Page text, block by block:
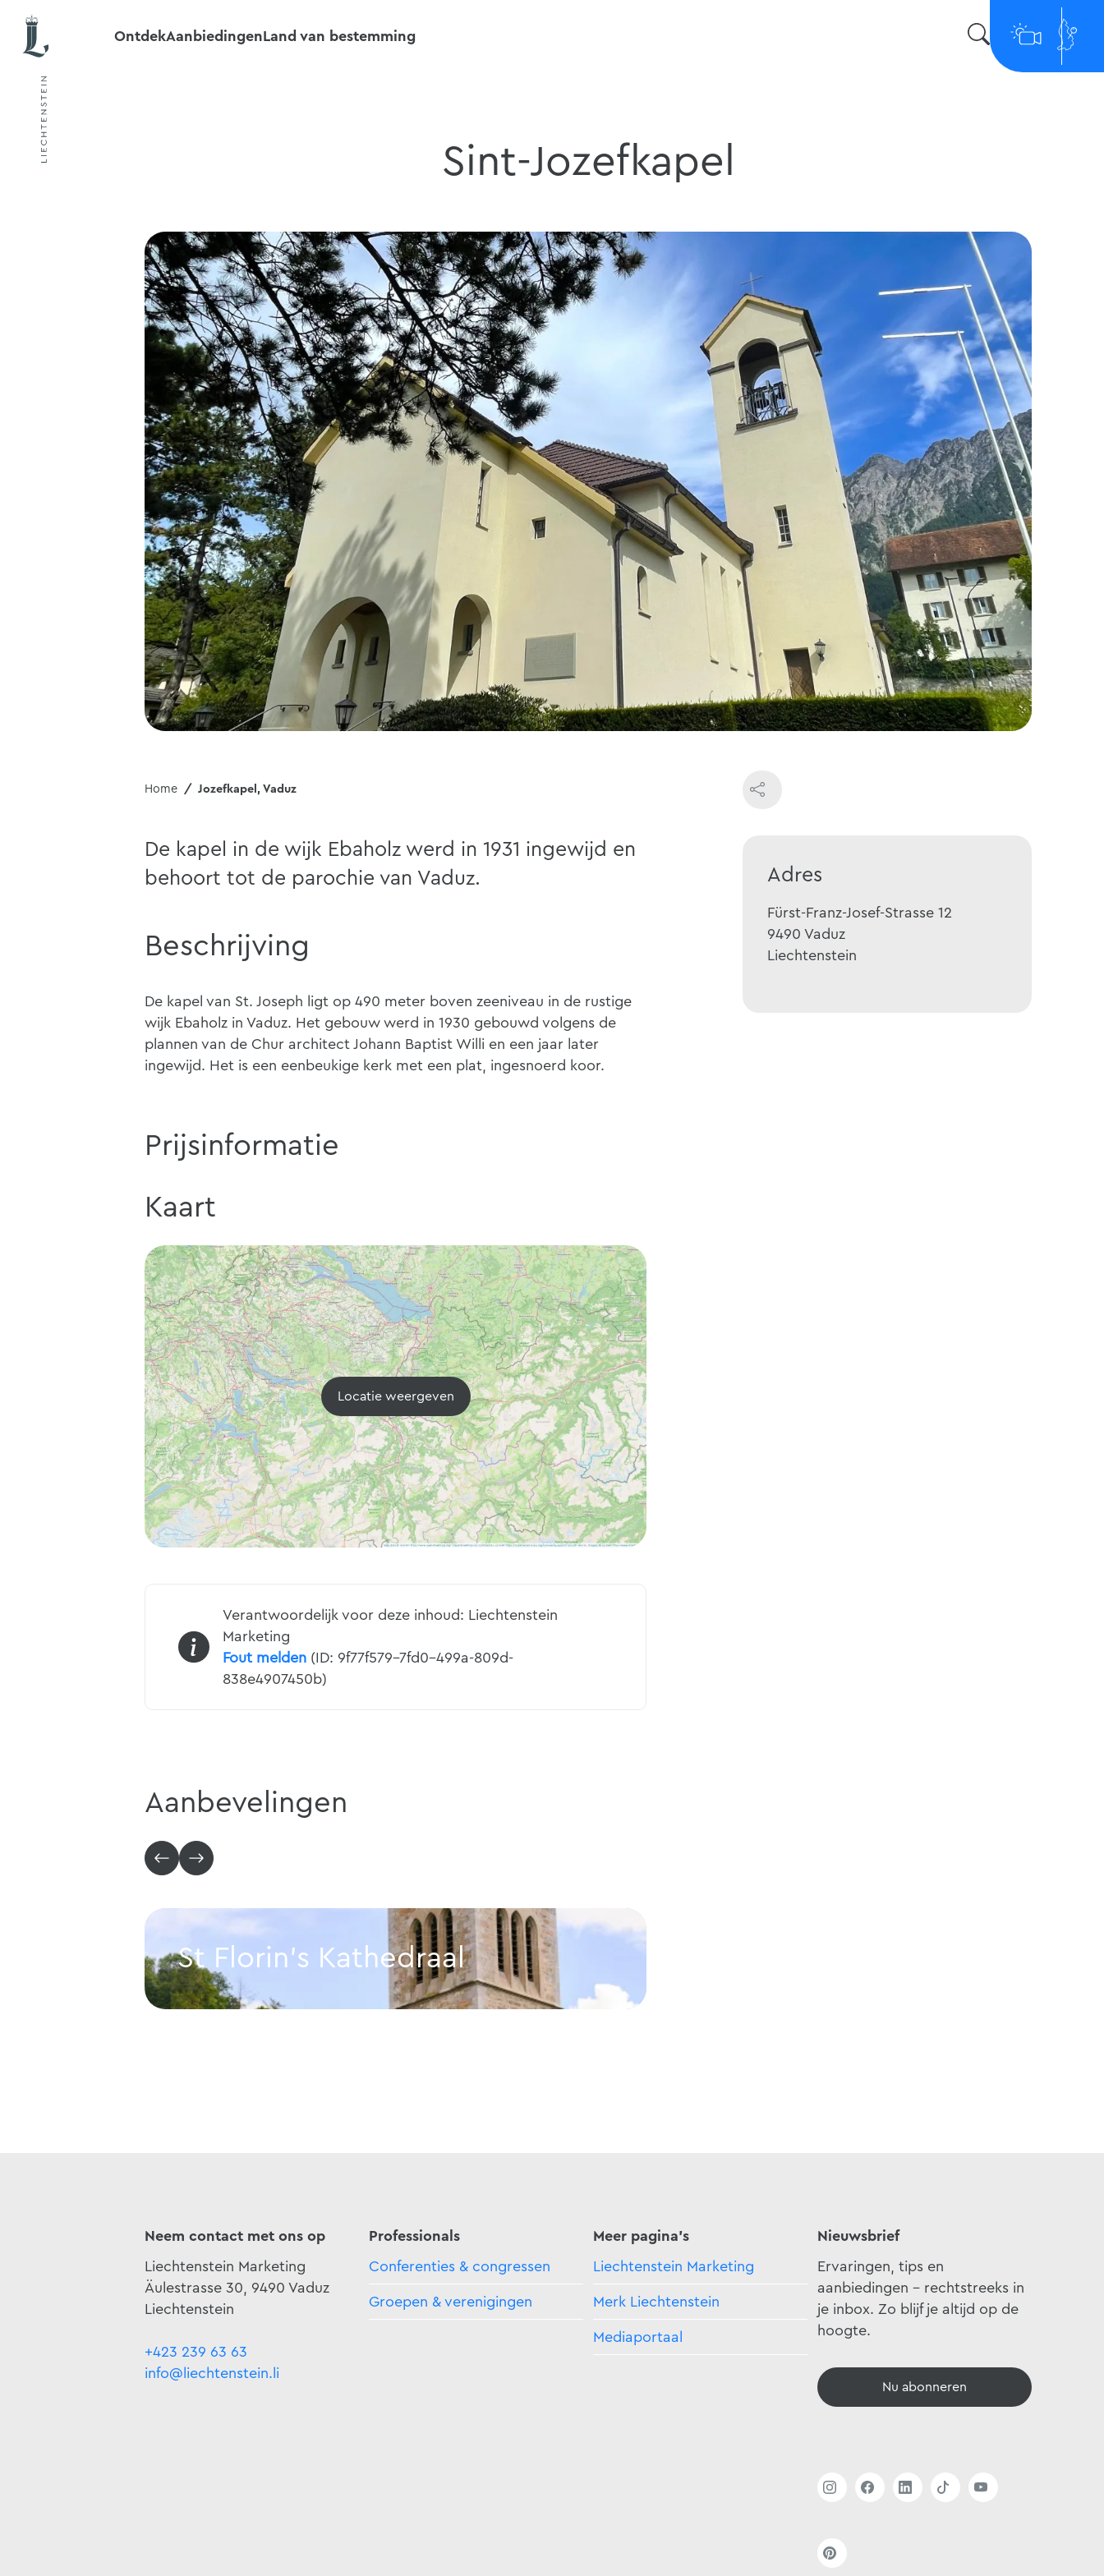
OntdekAanbiedingenLand van bestemming
Sint-Jozefkapel
Home Jozefkapel, Vaduz
De kapel in de wijk Ebaholz werd in 1931 ingewijd en
behoort tot de parochie van Vaduz.
Beschrijving
De kapel van St. Joseph ligt op 490 meter boven zeeniveau in de rustige
wijk Ebaholz in Vaduz. Het gebouw werd in 1930 gebouwd volgens de
plannen van de Chur architect Johann Baptist Willi en een jaar later
ingewijd. Het is een eenbeukige kerk met een plat, ingesnoerd koor.
Prijsinformatie
Kaart
Locatie weergeven
Verantwoordelijk voor deze inhoud: Liechtenstein
Marketing
Fout melden (ID: 9f77f579-7fd0-499a-809d-
838e4907450b)
Aanbevelingen
St Florin's Kathedraal
St Florin's Kathedraal
Adres
Fürst-Franz-Josef-Strasse 12
9490 Vaduz
Liechtenstein
Neem contact met ons op
Liechtenstein Marketing
Äulestrasse 30, 9490 Vaduz
Liechtenstein
+423 239 63 63
info@liechtenstein.li
Professionals
Conferenties & congressen
Groepen & verenigingen
Meer pagina's
Liechtenstein Marketing
Merk Liechtenstein
Mediaportaal
Nieuwsbrief
Ervaringen, tips en
aanbiedingen - rechtstreeks in
je inbox. Zo blijf je altijd op de
hoogte.
Nu abonneren